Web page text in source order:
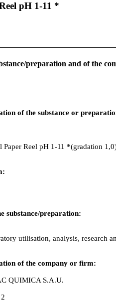
pH 1-11 *
preparation and of the
of the substance or
Paper Reel pH 1-11 *(gradation
substance/preparation:
utilisation, analysis, research
of the company or firm:
QUIMICA S.A.U.